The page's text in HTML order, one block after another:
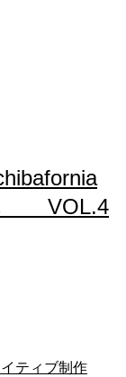
し VOL.4
ティブ制作